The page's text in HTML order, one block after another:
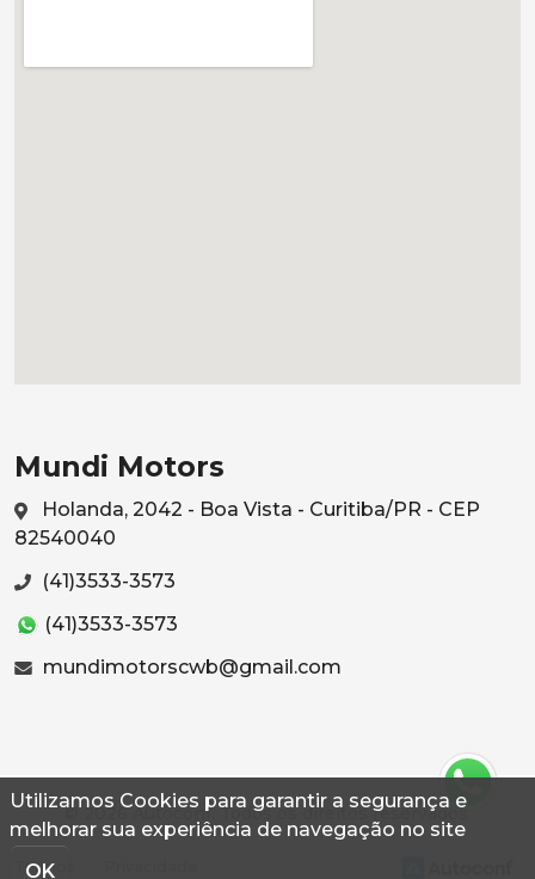
Utilizamos Cookies para garantir a segurança e
melhorar sua experiência de navegação no site
OK
Mundi Motors
Holanda, 2042 - Boa Vista - Curitiba/PR - CEP
82540040
(41)3533-3573
(41)3533-3573
mundimotorscwb@gmail.com
© 2026 Autoconf. Todos os direitos reservados.
Termos